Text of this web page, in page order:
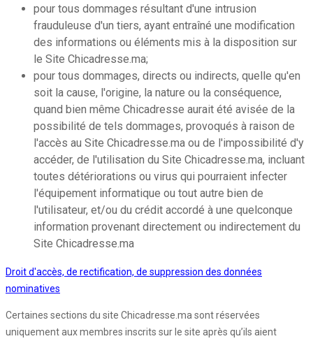
pour tous dommages résultant d'une intrusion
frauduleuse d'un tiers, ayant entraîné une modification
des informations ou éléments mis à la disposition sur
le Site Chicadresse.ma;
pour tous dommages, directs ou indirects, quelle qu'en
soit la cause, l'origine, la nature ou la conséquence,
quand bien même Chicadresse aurait été avisée de la
possibilité de tels dommages, provoqués à raison de
l'accès au Site Chicadresse.ma ou de l'impossibilité d'y
accéder, de l'utilisation du Site Chicadresse.ma, incluant
toutes détériorations ou virus qui pourraient infecter
l'équipement informatique ou tout autre bien de
l'utilisateur, et/ou du crédit accordé à une quelconque
information provenant directement ou indirectement du
Site Chicadresse.ma
Droit d'accès, de rectification, de suppression des données
nominatives
Certaines sections du site Chicadresse.ma sont réservées
uniquement aux membres inscrits sur le site après qu’ils aient